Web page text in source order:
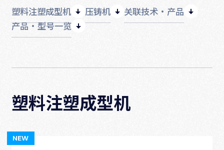
塑料注塑成型机 压铸机
关联技术·产品
产品·型号一览
塑料注塑成型机